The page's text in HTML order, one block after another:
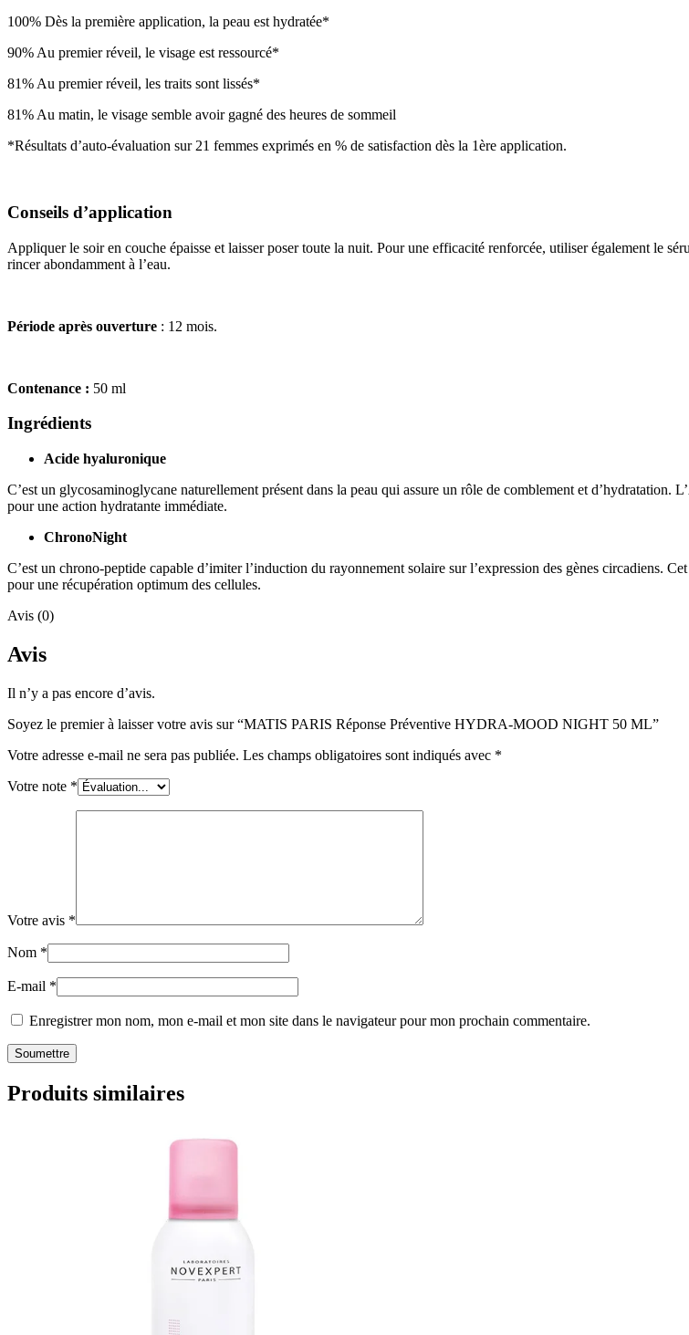
100% Dès la première application, la peau est hydratée*
90% Au premier réveil, le visage est ressourcé*
81% Au premier réveil, les traits sont lissés*
81% Au matin, le visage semble avoir gagné des heures de sommeil
*Résultats d’auto-évaluation sur 21 femmes exprimés en % de satisfaction dès la 1ère application.
Conseils d’application
Appliquer le soir en couche épaisse et laisser poser toute la nuit. Pour une efficacité renforcée, utiliser également le
rincer abondamment à l’eau.
Période après ouverture : 12 mois.
Contenance : 50 ml
Ingrédients
Acide hyaluronique
C’est un glycosaminoglycane naturellement présent dans la peau qui assure un rôle de comblement et
pour une action hydratante immédiate.
ChronoNight
C’est un chrono-peptide capable d’imiter l’induction du rayonnement solaire sur l’expression des gènes circadiens.
pour une récupération optimum des cellules.
Avis (0)
Avis
Il n’y a pas encore d’avis.
Soyez le premier à laisser votre avis sur “MATIS PARIS Réponse Préventive HYDRA-MOOD NIGHT 50 ML”
Votre adresse e-mail ne sera pas publiée. Les champs obligatoires sont indiqués avec *
Votre note *
Votre avis *
Nom *
E-mail *
Enregistrer mon nom, mon e-mail et mon site dans le navigateur pour mon prochain commentaire.
Produits similaires